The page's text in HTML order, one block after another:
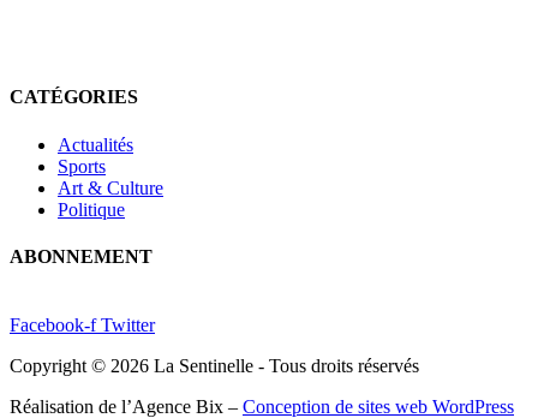
CATÉGORIES
Actualités
Sports
Art & Culture
Politique
ABONNEMENT
Facebook-f Twitter
Copyright © 2026 La Sentinelle - Tous droits réservés
Réalisation de l’Agence Bix – Conception de sites web WordPress